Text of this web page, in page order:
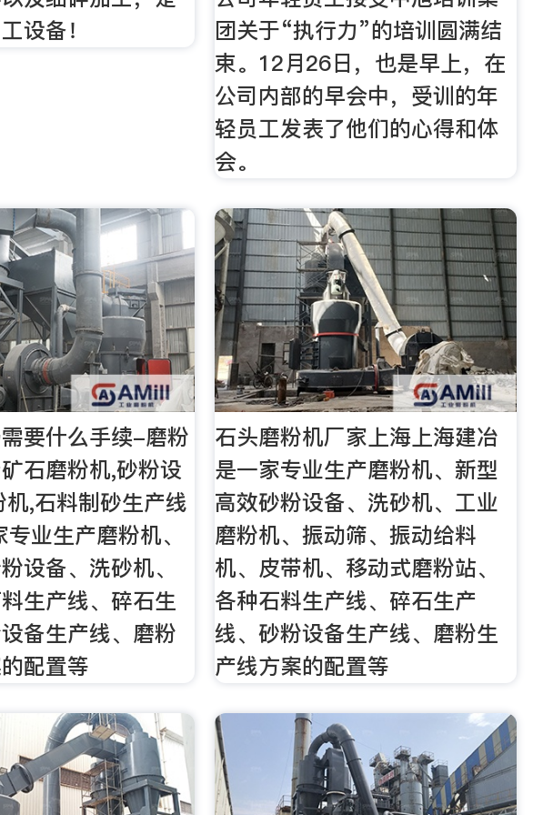
设备！
团关于“执行力”的培训圆满结
束。12月26日，也是早上，在
公司内部的早会中，受训的年
轻员工发表了他们的心得和体
会。
要什么手续-磨粉
石磨粉机,砂粉设
,石料制砂生产线
业生产磨粉机、
设备、洗砂机、
生产线、碎石生
备生产线、磨粉
配置等
石头磨粉机厂家上海上海建冶
是一家专业生产磨粉机、新型
高效砂粉设备、洗砂机、工业
磨粉机、振动筛、振动给料
机、皮带机、移动式磨粉站、
各种石料生产线、碎石生产
线、砂粉设备生产线、磨粉生
产线方案的配置等